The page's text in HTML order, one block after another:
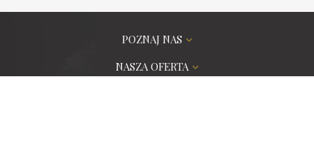
POZNAJ NAS
NASZA OFERTA